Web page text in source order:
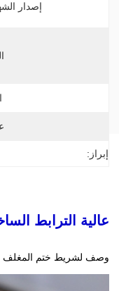
إصدار
إبراز:
عالية الترابط
وصف لشريط ختم المغلف